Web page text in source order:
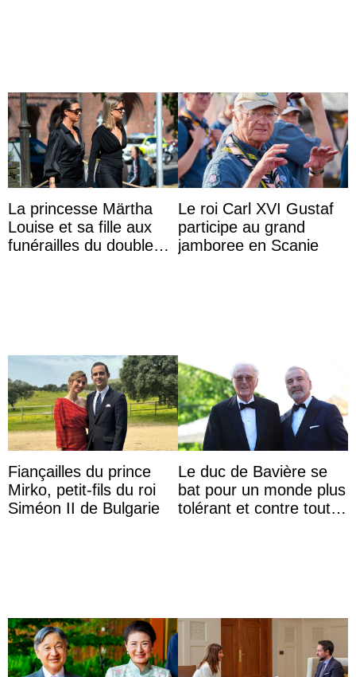
La princesse Märtha
Louise et sa fille aux
funérailles du double
Le roi Carl XVI Gustaf
participe au grand
jamboree en Scanie
Fiançailles du prince
Mirko, petit-fils du roi
Siméon II de Bulgarie
Le duc de Bavière se
bat pour un monde plus
tolérant et contre toute